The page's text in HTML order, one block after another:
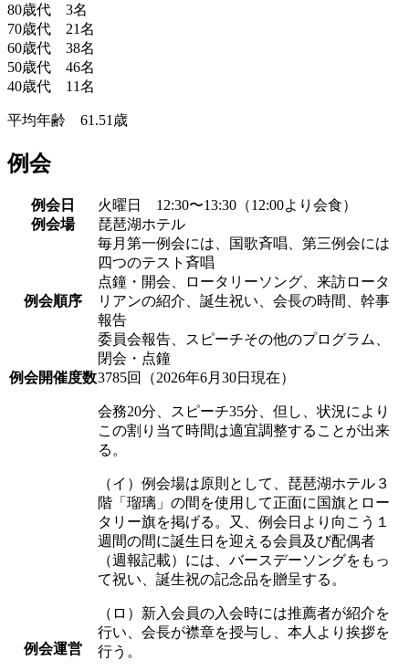
80歳代 3名
70歳代 21名
60歳代 38名
50歳代 46名
40歳代 11名
平均年齢 61.51歳
例会
例会日
火曜日 12:30〜13:30（12:00より会食）
例会場
琵琶湖ホテル
例会順序
毎月第一例会には、国歌斉唱、第三例会には
四つのテスト斉唱
点鐘・開会、ロータリーソング、来訪ロータ
リアンの紹介、誕生祝い、会長の時間、幹事
報告
委員会報告、スピーチその他のプログラム、
閉会・点鐘
例会開催度数3785回（2026年6月30日現在）
例会運営
会務20分、スピーチ35分、但し、状況により
この割り当て時間は適宜調整することが出来
る。
（イ）例会場は原則として、琵琶湖ホテル３
階「瑠璃」の間を使用して正面に国旗とロー
タリー旗を掲げる。又、例会日より向こう１
週間の間に誕生日を迎える会員及び配偶者
（週報記載）には、バースデーソングをもっ
て祝い、誕生祝の記念品を贈呈する。
（ロ）新入会員の入会時には推薦者が紹介を
行い、会長が襟章を授与し、本人より挨拶を
行う。